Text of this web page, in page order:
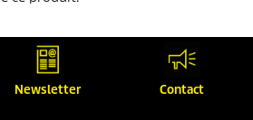
Newsletter Contact